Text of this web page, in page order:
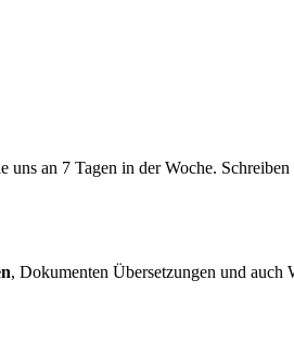
an 7 Tagen in der Woche. Schreiben
, Dokumenten Übersetzungen und auch